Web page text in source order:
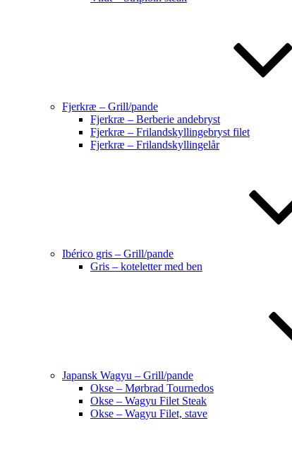
Fjerkræ – Grill/pande
Fjerkræ – Berberie andebryst
Fjerkræ – Frilandskyllingebryst filet
Fjerkræ – Frilandskyllingelår
Ibérico gris – Grill/pande
Gris – koteletter med ben
Japansk Wagyu – Grill/pande
Okse – Mørbrad Tournedos
Okse – Wagyu Filet Steak
Okse – Wagyu Filet, stave